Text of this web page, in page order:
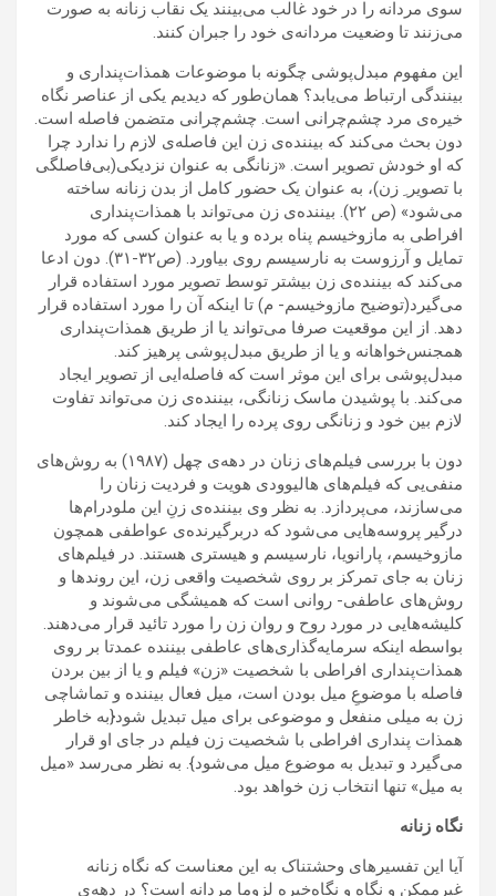
سوی مردانه را در خود غالب می‌بینند یک نقاب زنانه به صورت
می‌زنند تا وضعیت مردانه‌ی خود را جبران کنند.
این مفهوم مبدل‌پوشی چگونه با موضوعات همذات‌پنداری و
بینندگی ارتباط می‌یابد؟ همان‌طور که دیدیم یکی از عناصر نگاه
خیره‌ی مرد چشم‌چرانی است. چشم‌‌چرانی متضمن فاصله است.
دون بحث می‌کند که بیننده‌ی زن این فاصله‌ی لازم را ندارد چرا
که او خودش تصویر است. «زنانگی به عنوان نزدیکی(بی‌فاصلگی
با تصویر ِ زن)، به عنوان یک حضور کامل از بدن زنانه ساخته
می‌شود» (ص ۲۲). بیننده‌ی زن می‌تواند با همذات‌پنداری
افراطی به مازوخیسم پناه برده و یا به عنوان کسی که مورد
تمایل و آرزوست به نارسیسم روی بیاورد. (ص۳۲-۳۱). دون ادعا
می‌کند که بیننده‌ی زن بیشتر توسط تصویر مورد استفاده قرار
می‌گیرد(توضیح مازوخیسم- م) تا اینکه آن را مورد استفاده قرار
دهد. از این موقعیت صرفا می‌تواند یا از طریق همذات‌پنداری
همجنس‌خواهانه و یا از طریق مبدل‌پوشی پرهیز کند.
مبدل‌پوشی برای این موثر است که فاصله‌ایی از تصویر ایجاد
می‌کند. با پوشیدن ماسک زنانگی، بیننده‌ی زن می‌تواند تفاوت
لازم بین خود و زنانگی روی پرده را ایجاد کند.
دون با بررسی فیلم‌های زنان در دهه‌ی چهل (۱۹۸۷) به روش‌های
منفی‌یی که فیلم‌های هالیوودی هویت و فردیت زنان را
می‌سازند، می‌پردازد. به نظر وی بیننده‌ی زنِ این ملودرام‌ها
درگیر پروسه‌هایی می‌شود که دربرگیرنده‌ی عواطفی همچون
مازوخیسم، پارانویا، نارسیسم و هیستری هستند. در فیلم‌های
زنان به جای تمرکز بر روی شخصیت واقعی زن، این روندها و
روش‌های عاطفی- روانی است که همیشگی می‌شوند و
کلیشه‌هایی در مورد روح و روان زن را مورد تائید قرار می‌دهند.
بواسطه‌ اینکه سرمایه‌گذاری‌های عاطفی بیننده عمدتا بر روی
همذات‌پنداری افراطی با شخصیت «زن» فیلم و یا از بین بردن
فاصله با موضوعِ میل بودن است، میل فعال بیننده و تماشاچی
زن به میلی منفعل و موضوعی برای میل تبدیل شود{به خاطر
همذات پنداری افراطی با شخصیت زن فیلم در جای او قرار
می‌گیرد و تبدیل به موضوع میل می‌شود}. به نظر می‌رسد «میل
به میل» تنها انتخاب زن خواهد بود.
نگاه زنانه
آیا این تفسیر‌های وحشتناک به این معناست که نگاه زنانه
غیرممکن و نگاه و نگاه‌خیره لزوما مردانه است؟ در دهه‌ی